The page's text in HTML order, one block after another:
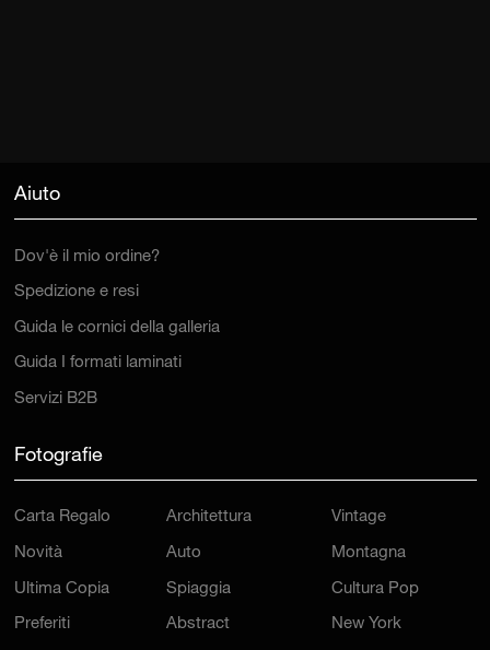
Aiuto
Dov'è il mio ordine?
Spedizione e resi
Guida le cornici della galleria
Guida I formati laminati
Servizi B2B
Fotografie
Carta Regalo
Novità
Ultima Copia
Preferiti
Architettura
Auto
Spiaggia
Abstract
Vintage
Montagna
Cultura Pop
New York